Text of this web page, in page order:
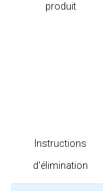
produit
Instructions
d'élimination